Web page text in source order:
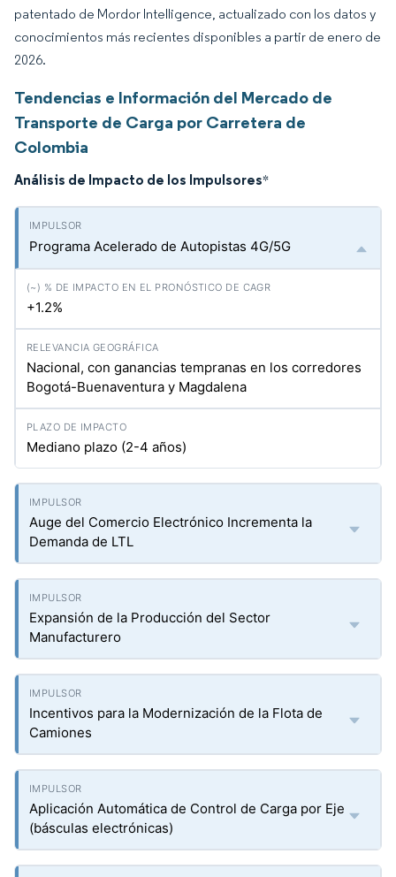
patentado de Mordor Intelligence, actualizado con los datos y
conocimientos más recientes disponibles a partir de enero de
2026.
Tendencias e Información del Mercado de
Transporte de Carga por Carretera de
Colombia
Análisis de Impacto de los Impulsores*
Programa Acelerado de Autopistas 4G/5G
+1.2%
Nacional, con ganancias tempranas en los corredores
Bogotá-Buenaventura y Magdalena
Mediano plazo (2-4 años)
Auge del Comercio Electrónico Incrementa la
Demanda de LTL
Expansión de la Producción del Sector
Manufacturero
Incentivos para la Modernización de la Flota de
Camiones
Aplicación Automática de Control de Carga por Eje
(básculas electrónicas)